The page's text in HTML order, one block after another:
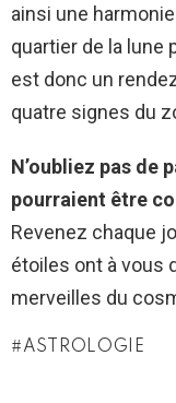
ainsi une
quartier de la lune
est donc un
quatre signes du
N’oubliez pas de
pourraient être
Revenez chaque
étoiles ont à vous
merveilles du
ASTROLOGIE